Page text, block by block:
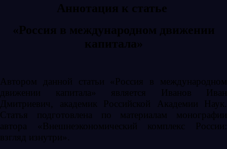
Аннотация к статье
«Россия в международном движении
капитала»
Автором данной статьи «Россия в международном
движении капитала» является Иванов Иван
Дмитриевич, академик Российской Академии Наук.
Статья подготовлена по материалам монографии
автора «Внешнеэкономический комплекс России:
взгляд изнутри».